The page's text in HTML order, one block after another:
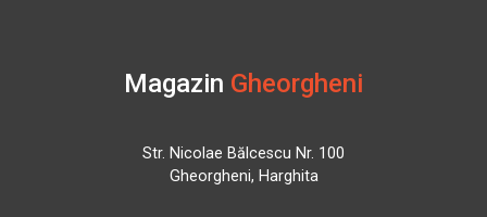
Magazin Gheorgheni
Str. Nicolae Bălcescu Nr. 100
Gheorgheni, Harghita